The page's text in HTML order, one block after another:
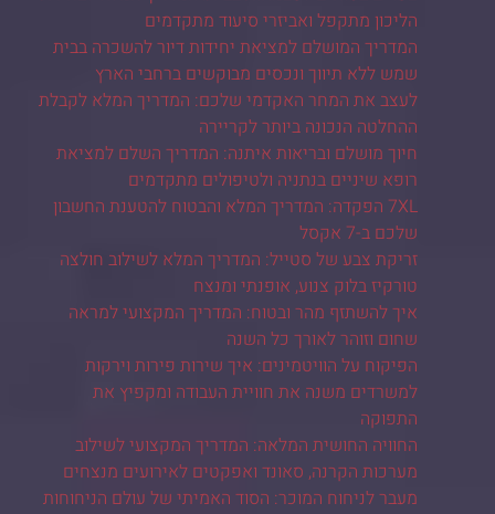
הליכון מתקפל ואביזרי סיעוד מתקדמים
המדריך המושלם למציאת יחידות דיור להשכרה בבית
שמש ללא תיווך ונכסים מבוקשים ברחבי הארץ
לעצב את המחר האקדמי שלכם: המדריך המלא לקבלת
ההחלטה הנכונה ביותר לקריירה
חיוך מושלם ובריאות איתנה: המדריך השלם למציאת
רופא שיניים בנתניה ולטיפולים מתקדמים
7XL הפקדה: המדריך המלא והבטוח להטענת החשבון
שלכם ב-7 אקסל
זריקת צבע של סטייל: המדריך המלא לשילוב חולצה
טורקיז בלוק צנוע, אופנתי ומנצח
איך להשתזף מהר ובטוח: המדריך המקצועי למראה
שחום וזוהר לאורך כל השנה
הפיקוח על הוויטמינים: איך שירות פירות וירקות
למשרדים משנה את חוויית העבודה ומקפיץ את
התפוקה
החוויה החושית המלאה: המדריך המקצועי לשילוב
מערכות הקרנה, סאונד ואפקטים לאירועים מנצחים
מעבר לניחוח המוכר: הסוד האמיתי של עולם הניחוחות